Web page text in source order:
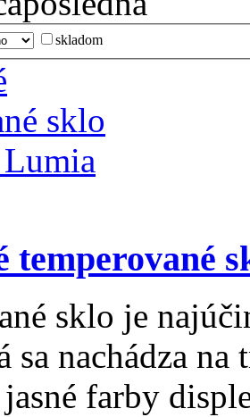
skladom
temperované
sklo je
sa nachádza
farby